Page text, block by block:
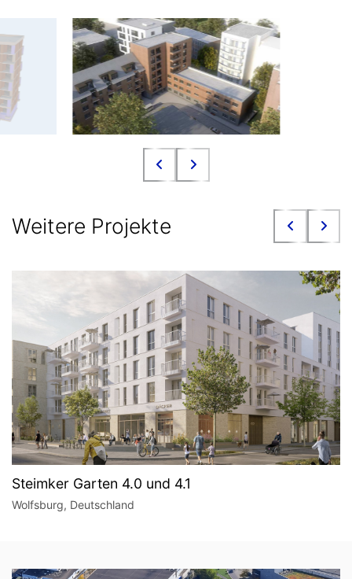
Weitere Projekte
Steimker Garten 4.0 und 4.1
Wolfsburg, Deutschland